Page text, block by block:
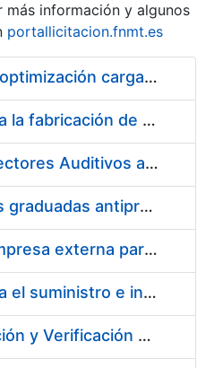
más información y algunos
portallicitacion.fnmt.es
Pliego condiciones optimización cargas compras firmado
Acuerdo marco para la fabricación de piezas
Suministro de Protectores Auditivos a medida para las personas trabajadoras de los Centros de Trabajo de Madrid y Burgos
Suministro de gafas graduadas antiproyecciones para los trabajadores de la FNMT-RCM en los centros de trabajo de Madrid y Burgos
Servicios de una empresa externa para el asesoramiento y resolución de los recursos de alzada que se presentan relacionados con procesos de selección para la FNMT-RCM
Acuerdo marco para el suministro e instalación de persianas, estores y otros complementos
Servicio de Calibración y Verificación Externa de los Equipos de Medición del Servicio de Prevención de la FNMT-RCM